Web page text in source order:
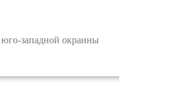
западной окраины